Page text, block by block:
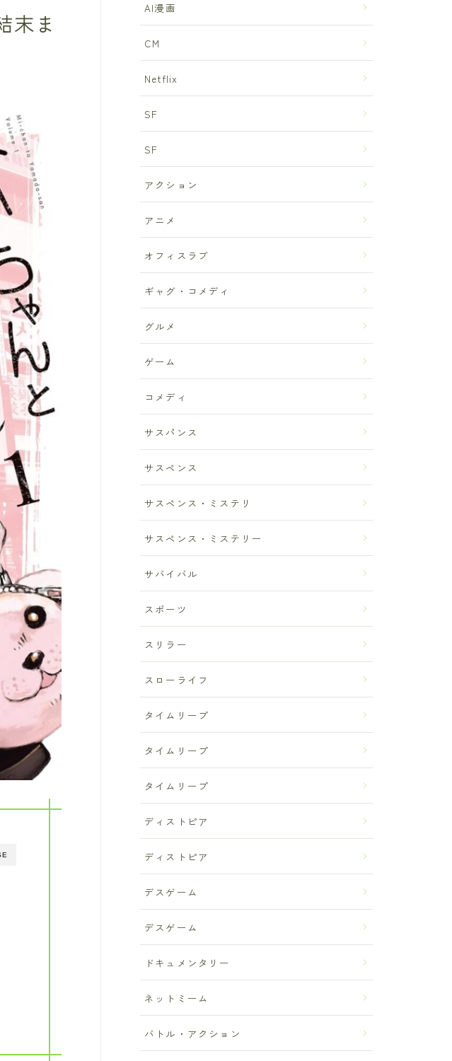
末ま
AI漫画
CM
Netflix
SF
SF
アクション
アニメ
オフィスラブ
ギャグ・コメディ
グルメ
ゲーム
コメディ
サスパンス
サスペンス
サスペンス・ミステリ
サスペンス・ミステリー
サバイバル
スポーツ
スリラー
スローライフ
タイムリープ
タイムリープ
タイムリープ
ディストピア
ディストピア
デスゲーム
デスゲーム
ドキュメンタリー
ネットミーム
バトル・アクション